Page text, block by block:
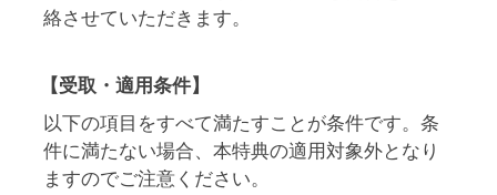
絡させていただきます。
【受取・適用条件】
以下の項目をすべて満たすことが条件です。条
件に満たない場合、本特典の適用対象外となり
ますのでご注意ください。